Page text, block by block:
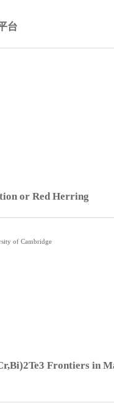
台
or Red Herring
of Cambridge
Frontiers in